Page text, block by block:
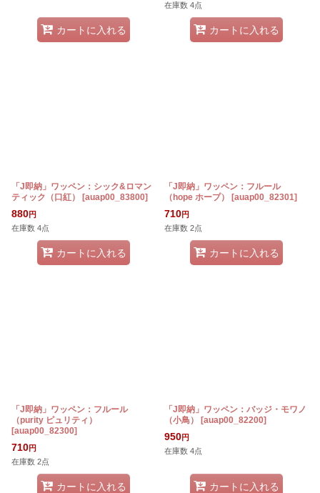
カートに入れる
在庫数 4点
カートに入れる
「J即納」ワッペン：シック&ロマン
ティック（口紅）
[auap00_83800]
880円
在庫数 4点
カートに入れる
「J即納」ワッペン：フルール
（hope ホープ）
[auap00_82301]
710円
在庫数 2点
カートに入れる
「J即納」ワッペン：フルール
（purity ピュリティ）
[auap00_82300]
710円
在庫数 2点
カートに入れる
「J即納」ワッペン：バッジ・モワノ
（小鳥）
[auap00_82200]
950円
在庫数 4点
カートに入れる